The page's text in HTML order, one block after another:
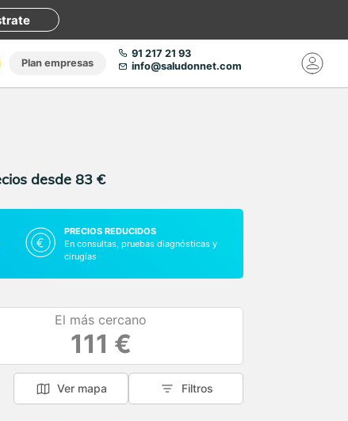
Plan empresas
91 217 21 93
info@saludonnet.com
desde 83 €
PRECIOS REDUCIDOS
En consultas, pruebas diagnósticas y
cirugías
El más cercano
111 €
Ver mapa Filtros